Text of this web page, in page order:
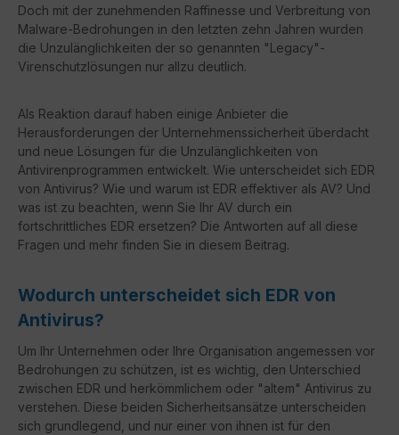
Doch mit der zunehmenden Raffinesse und Verbreitung von
Malware-Bedrohungen in den letzten zehn Jahren wurden
die Unzulänglichkeiten der so genannten "Legacy"-
Virenschutzlösungen nur allzu deutlich.
Als Reaktion darauf haben einige Anbieter die
Herausforderungen der Unternehmenssicherheit überdacht
und neue Lösungen für die Unzulänglichkeiten von
Antivirenprogrammen entwickelt. Wie unterscheidet sich EDR
von Antivirus? Wie und warum ist EDR effektiver als AV? Und
was ist zu beachten, wenn Sie Ihr AV durch ein
fortschrittliches EDR ersetzen? Die Antworten auf all diese
Fragen und mehr finden Sie in diesem Beitrag.
Wodurch unterscheidet sich EDR von
Antivirus?
Um Ihr Unternehmen oder Ihre Organisation angemessen vor
Bedrohungen zu schützen, ist es wichtig, den Unterschied
zwischen EDR und herkömmlichem oder "altem" Antivirus zu
verstehen. Diese beiden Sicherheitsansätze unterscheiden
sich grundlegend, und nur einer von ihnen ist für den